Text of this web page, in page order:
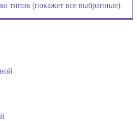
типов (покажет все выбранные)